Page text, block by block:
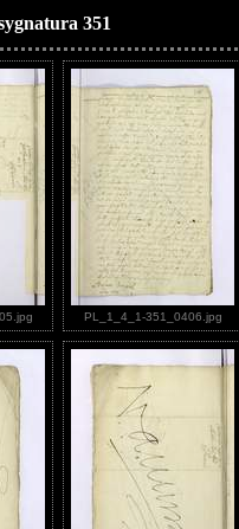
351
PL_1_4_1-351_0406.jpg